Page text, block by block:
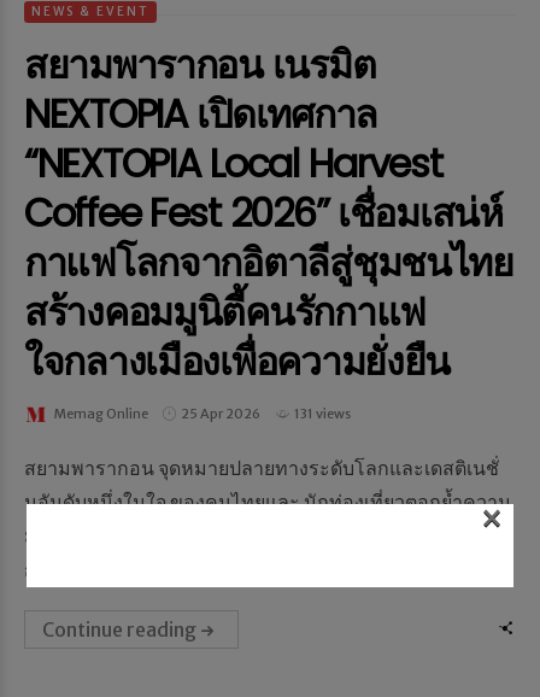
NEWS & EVENT
สยามพารากอน เนรมิต
NEXTOPIA เปิดเทศกาล
“NEXTOPIA Local Harvest
Coffee Fest 2026” เชื่อมเสน่ห์
กาแฟโลกจากอิตาลีสู่ชุมชนไทย
สร้างคอมมูนิตี้คนรักกาแฟ
ใจกลางเมืองเพื่อความยั่งยืน
Memag Online 25 Apr 2026 131 views
สยามพารากอน จุดหมายปลายทางระดับโลกและเดสติเนชั่
นอันดับหนึ่งในใจ ของคนไทยและ นักท่องเที่ยวตอกย้ำความ
มุ่งมั่นในการสร้างสรรค์พื้นที่แห่งประสบการณ์สุดพิเศษและ
การใช้...
Continue reading
×